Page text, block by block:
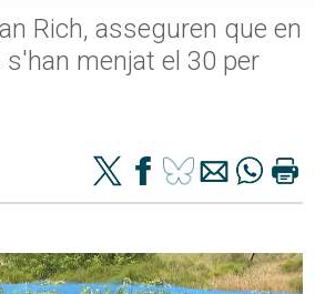
Rich, asseguren que en
menjat el 30 per